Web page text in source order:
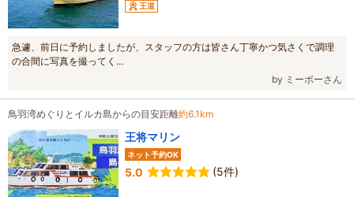
王道
急遽、前日に予約しましたが、スタッフの方は皆さん丁寧かつ気さくで調理
の合間に写真を撮ってく...
by ミーボーさん
鳥羽湾めぐりとイルカ島からの目安距離約6.1km
王将マリン
ネット予約OK
5.0 (5件)